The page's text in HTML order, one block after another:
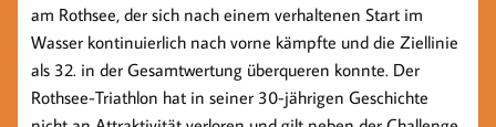
am Rothsee, der sich nach einem verhaltenen Start im
Wasser kontinuierlich nach vorne kämpfte und die Ziellinie
als 32. in der Gesamtwertung überqueren konnte. Der
Rothsee-Triathlon hat in seiner 30-jährigen Geschichte